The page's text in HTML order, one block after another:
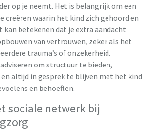
op je neemt. Het is belangrijk om een
creëren waarin het kind zich gehoord en
kan betekenen dat je extra aandacht
van vertrouwen, zeker als het
trauma’s of onzekerheid.
om structuur te bieden,
altijd in gesprek te blijven met het kind
en behoeften.
sociale netwerk bij